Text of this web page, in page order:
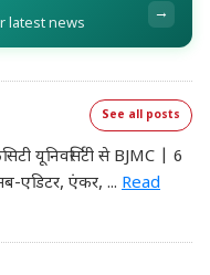
latest news →
See all posts
यूनिवर्सिटी से BJMC | 6
एडिटर, एंकर, ... Read